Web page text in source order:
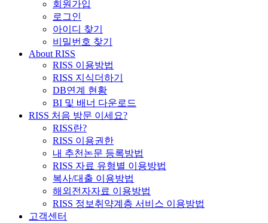
회원가입
로그인
아이디 찾기
비밀번호 찾기
About RISS
RISS 이용방법
RISS 지식더하기
DB연계 현황
BI 및 배너 다운로드
RISS 처음 방문 이세요?
RISS란?
RISS 이용권한
내 추천논문 등록방법
RISS 자료 유형별 이용방법
복사/대출 이용방법
해외전자자료 이용방법
RISS 정보취약계층 서비스 이용방법
고객센터